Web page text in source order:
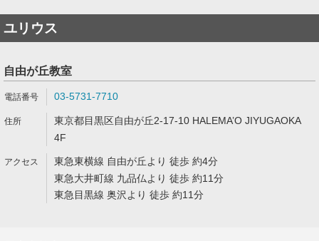
ユリウス
自由が丘教室
03-5731-7710
東京都目黒区自由が丘2-17-10 HALEMA’O JIYUGAOKA
4F
東急東横線 自由が丘より 徒歩 約4分
東急大井町線 九品仏より 徒歩 約11分
東急目黒線 奥沢より 徒歩 約11分